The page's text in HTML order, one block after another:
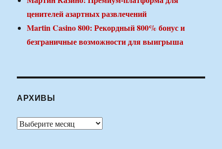
ценителей азартных развлечений
Martin Casino 800: Рекордный 800% бонус и
безграничные возможности для выигрыша
АРХИВЫ
Архивы